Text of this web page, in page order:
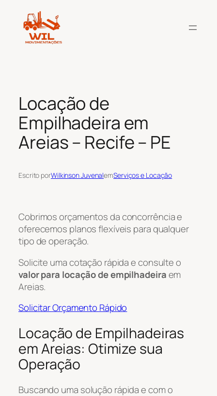
conteúdo
Locação de
Empilhadeira em
Areias – Recife – PE
Escrito porWilkinson JuvenalemServiços e Locação
Cobrimos orçamentos da concorrência e
oferecemos planos flexíveis para qualquer
tipo de operação.
Solicite uma cotação rápida e consulte o
valor para locação de empilhadeiraem
Areias.
Solicitar Orçamento Rápido
Locação de Empilhadeiras
em Areias: Otimize sua
Operação
Buscando uma solução rápida e com o